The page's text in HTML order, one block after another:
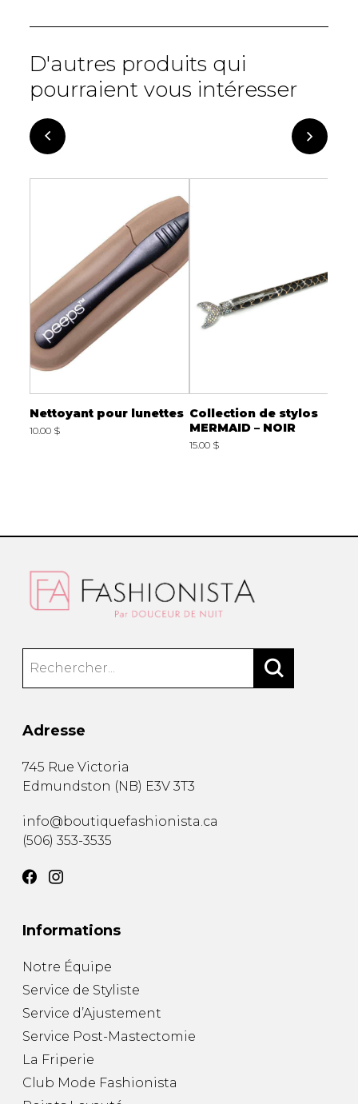
D'autres produits qui
pourraient vous intéresser
Nettoyant pour lunettes
10.00 $
Collection de stylos
MERMAID – NOIR
15.00 $
Adresse
745 Rue Victoria
Edmundston (NB) E3V 3T3
info@boutiquefashionista.ca
(506) 353-3535
Informations
Notre Équipe
Service de Styliste
Service d’Ajustement
Service Post-Mastectomie
La Friperie
Club Mode Fashionista